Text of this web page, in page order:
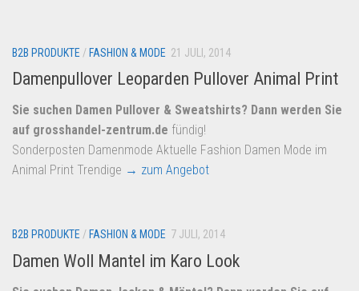
Newsletter
B2B PRODUKTE / FASHION & MODE 21 JULI, 2014
Damenpullover Leoparden Pullover Animal Print
Sie suchen Damen Pullover & Sweatshirts? Dann werden Sie
auf grosshandel-zentrum.de fündig!
Sonderposten Damenmode Aktuelle Fashion Damen Mode im
Animal Print Trendige → zum Angebot
B2B PRODUKTE/ FASHION & MODE 7 JULI, 2014
Damen Woll Mantel im Karo Look